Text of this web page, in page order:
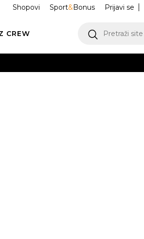
Prijavi se
Shopovi Sport&Bonus
CREW Pretraži site